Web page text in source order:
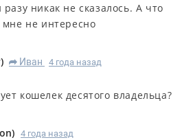
никак не сказалось. А что
мне не интересно
) R Иван 4 года назад
кошелек десятого владельца?
) 4 года назад